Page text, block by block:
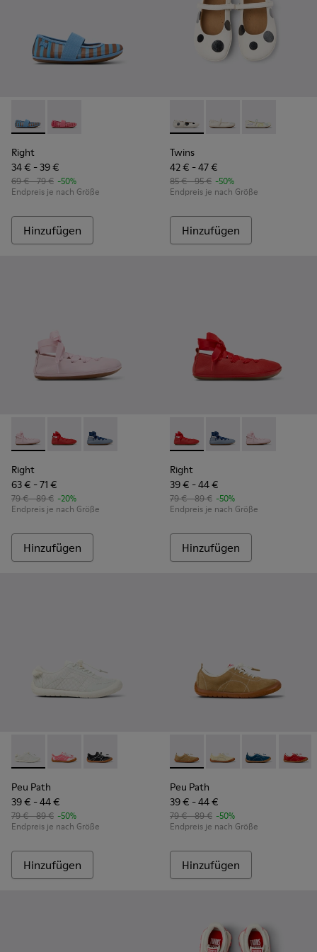
Right - K800696-002 - Blaue Ballerinas aus Textil und
Right - K800696-001 - Rosa Ballerinas aus Textil
Right
34 € - 39 €
69 € - 79 € -50%
Endpreis je nach Größe
Hinzufügen
Twins - K800486-011 -
Twins - K800486-007
Twins -
Twins
42 € - 47 €
85 € - 95 € -50%
Endpreis je nach Größe
Hinzufügen
Right - K800674-001 - Rosa Lederballerinas für Kinder.
Right - K800674-003 - Rote Lederballerinas für
Right - K800674-002
Right
63 € - 71 €
79 € - 89 € -20%
Endpreis je nach Größe
Hinzufügen
Right - K800674-003 - Rote
Right - K800674-002
Right -
Right
39 € - 44 €
79 € - 89 € -50%
Endpreis je nach Größe
Hinzufügen
Peu Path - K800691-001 - Weiße Sneaker aus Textil und
Peu Path - K800691-003
Peu Path - K800691-002
Peu Path
39 € - 44 €
79 € - 89 € -50%
Endpreis je nach Größe
Hinzufügen
Peu Path - K800694-004 -
Peu Path -Peu Path -
Peu
Peu Path
39 € - 44 €
79 € - 89 € -50%
Endpreis je nach Größe
Hinzufügen